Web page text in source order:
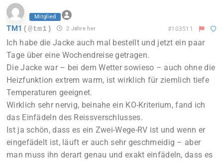
Mitglied
TM1 (@tm1) 2 Jahre her #103511
Ich habe die Jacke auch mal bestellt und jetzt ein paar
Tage über eine Wochendreise getragen.
Die Jacke war – bei dem Wetter sowieso – auch ohne die
Heizfunktion extrem warm, ist wirklich für ziemlich tiefe
Temperaturen geeignet.
Wirklich sehr nervig, beinahe ein KO-Kriterium, fand ich
das Einfädeln des Reissverschlusses.
Ist ja schön, dass es ein Zwei-Wege-RV ist und wenn er
eingefädelt ist, läuft er auch sehr geschmeidig – aber
man muss ihn derart genau und exakt einfädeln, dass es